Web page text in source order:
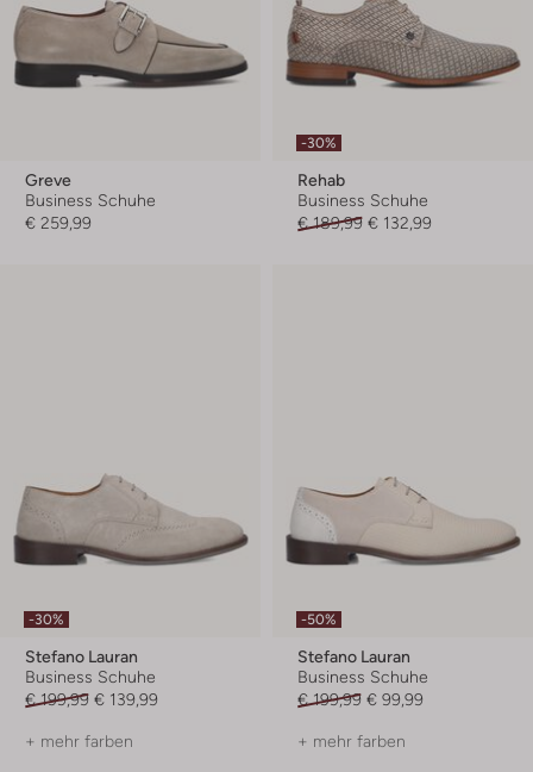
Greve
Business Schuhe
€ 259,99
-30%
Rehab
Business Schuhe
€ 189,99 € 132,99
-30%
Stefano Lauran
Business Schuhe
€ 199,99 € 139,99
+ mehr farben
-50%
Stefano Lauran
Business Schuhe
€ 199,99 € 99,99
+ mehr farben